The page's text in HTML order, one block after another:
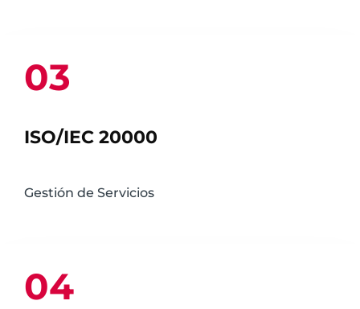
03
ISO/IEC 20000
Gestión de Servicios
04